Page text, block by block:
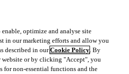
optimize and analyse site
in our marketing efforts and allow you
described in ourCookie Policy. By
or by clicking "Accept", you
for non-essential functions and the